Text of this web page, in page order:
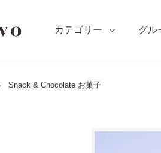
カテゴリー グル
Snack & Chocolate お菓子